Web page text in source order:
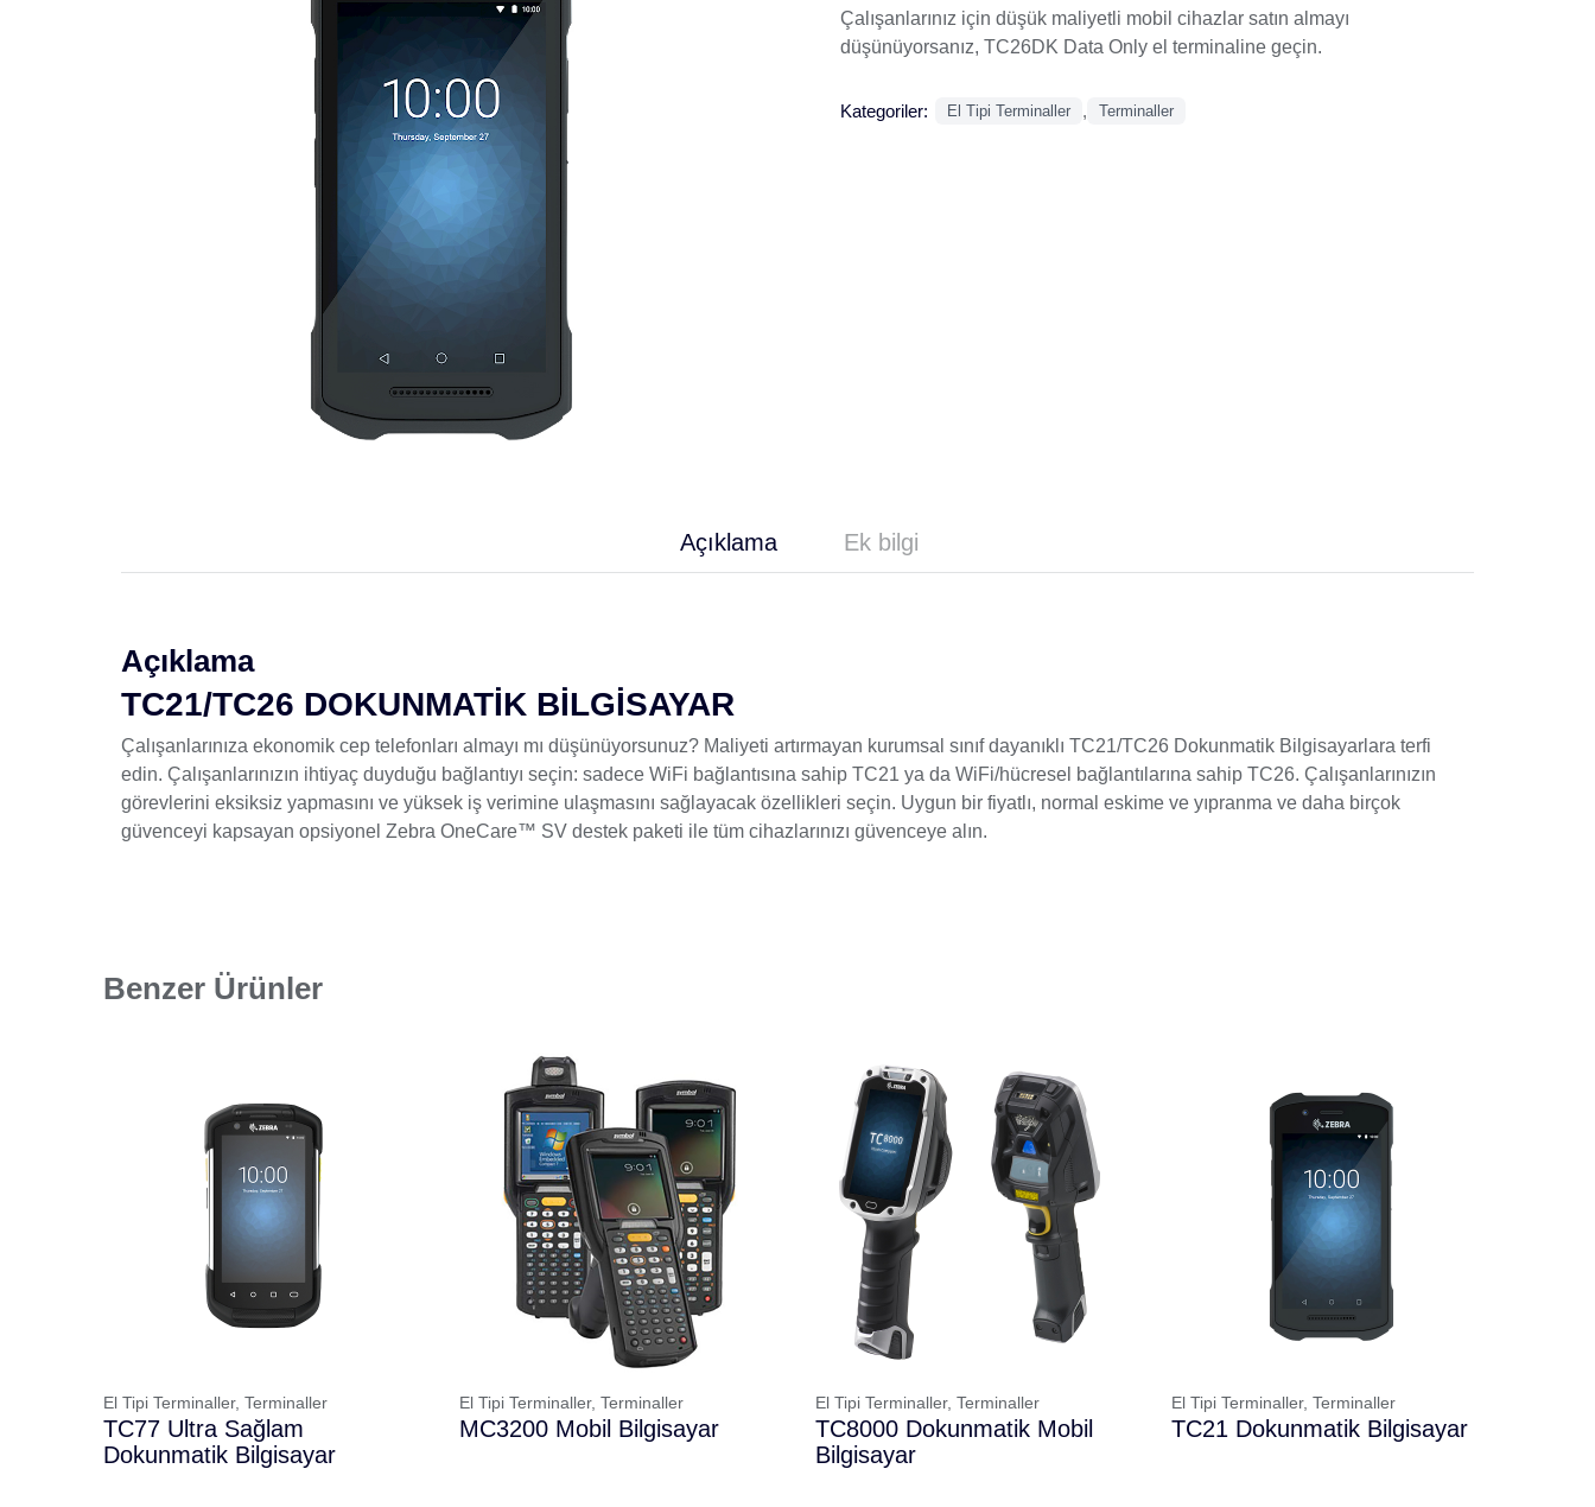
Çalışanlarınız için düşük maliyetli mobil cihazlar satın almayı
düşünüyorsanız, TC26DK Data Only el terminaline geçin.
Kategoriler: El Tipi Terminaller , Terminaller
Açıklama Ek bilgi
Açıklama
TC21/TC26 DOKUNMATİK BİLGİSAYAR
Çalışanlarınıza ekonomik cep telefonları almayı mı düşünüyorsunuz? Maliyeti artırmayan kurumsal sınıf dayanıklı TC21/TC26 Dokunmatik Bilgisayarlara terfi
edin. Çalışanlarınızın ihtiyaç duyduğu bağlantıyı seçin: sadece WiFi bağlantısına sahip TC21 ya da WiFi/hücresel bağlantılarına sahip TC26. Çalışanlarınızın
görevlerini eksiksiz yapmasını ve yüksek iş verimine ulaşmasını sağlayacak özellikleri seçin. Uygun bir fiyatlı, normal eskime ve yıpranma ve daha birçok
güvenceyi kapsayan opsiyonel Zebra OneCare™ SV destek paketi ile tüm cihazlarınızı güvenceye alın.
Benzer Ürünler
El Tipi Terminaller, Terminaller
TC77 Ultra Sağlam
Dokunmatik Bilgisayar
El Tipi Terminaller, Terminaller
MC3200 Mobil Bilgisayar
El Tipi Terminaller, Terminaller
TC8000 Dokunmatik Mobil
Bilgisayar
El Tipi Terminaller, Terminaller
TC21 Dokunmatik Bilgisayar